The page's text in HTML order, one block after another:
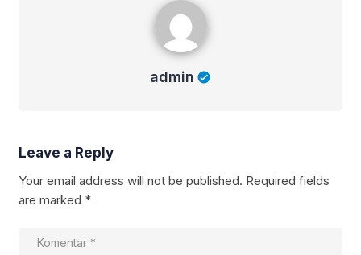
admin
Leave a Reply
Your email address will not be published. Required fields
are marked *